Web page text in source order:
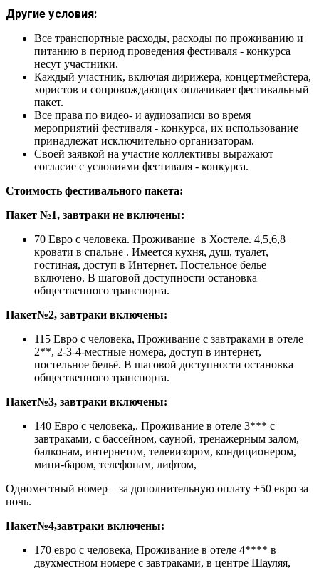
Другие условия:
Все транспортные расходы, расходы по проживанию и
питанию в период проведения фестиваля - конкурса
несут участники.
Каждый участник, включая дирижера, концертмейстера,
хористов и сопровождающих оплачивает фестивальный
пакет.
Все права по видео- и аудиозаписи во время
мероприятий фестиваля - конкурса, их использование
принадлежат исключительно организаторам.
Своей заявкой на участие коллективы выражают
согласие с условиями фестиваля - конкурса.
Стоимость фестивального пакета:
Пакет №1, завтраки не включены:
70 Евро с человека. Проживание в Хостеле. 4,5,6,8
кровати в спальне . Имеется кухня, душ, туалет,
гостиная, доступ в Интернет. Постельное белье
включено. В шаговой доступности остановка
общественного транспорта.
Пакет№2, завтраки включены:
115 Евро с человека, Проживание с завтраками в отеле
2**, 2-3-4-местные номера, доступ в интернет,
постельное бельё. В шаговой доступности остановка
общественного транспорта.
Пакет№3, завтраки включены:
140 Евро с человека,. Проживание в отеле 3*** с
завтраками, с бассейном, сауной, тренажерным залом,
балконам, интернетом, телевизором, кондиционером,
мини-баром, телефонам, лифтом,
Одноместный номер – за дополнительную оплату +50 евро за
ночь.
Пакет№4,завтраки включены:
170 евро с человека, Проживание в отеле 4**** в
двухместном номере с завтраками, в центре Шауляя,